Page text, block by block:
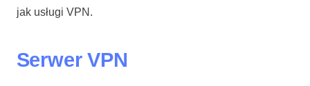
jak usługi VPN.
Serwer VPN